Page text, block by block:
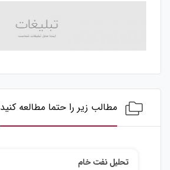
مطالب زیر را حتما مطالعه کنید
تحلیل نفت خام